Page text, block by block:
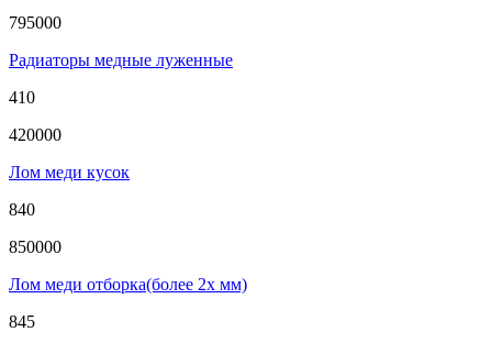
795000
Радиаторы медные луженные
410
420000
Лом меди кусок
840
850000
Лом меди отборка(более 2х мм)
845